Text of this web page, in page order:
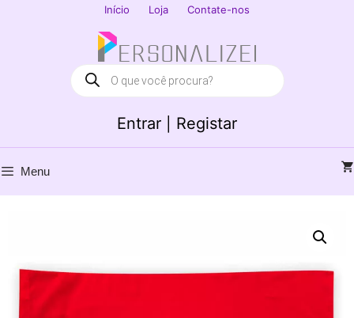
Início Loja Contate-nos
Entrar | Registar
Products
search
Menu